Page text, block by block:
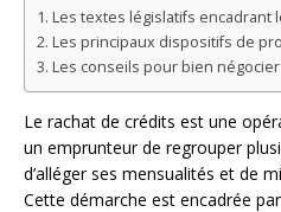
Les textes législatifs encadrant
Les principaux dispositifs de
Les conseils pour bien
Le rachat de crédits est une
un emprunteur de regrouper
d’alléger ses mensualités et de
Cette démarche est encadrée